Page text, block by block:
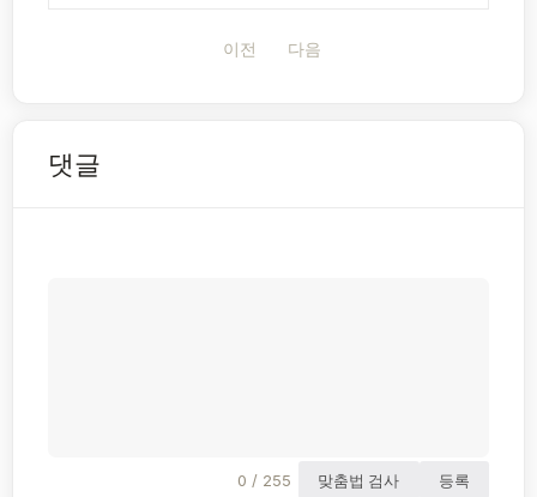
이전 다음
댓글
0 / 255 맞춤법 검사 등록